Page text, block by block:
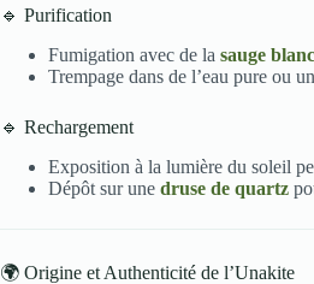
🔹 Purification
Fumigation avec de la sauge
Trempage dans de l’eau pure ou
🔹 Rechargement
Exposition à la lumière du soleil
Dépôt sur une druse de quartz
🌍 Origine et Authenticité de l’Unakite